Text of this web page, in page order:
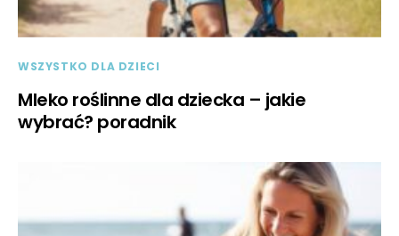
WSZYSTKO DLA DZIECI
Mleko roślinne dla dziecka – jakie
wybrać? poradnik